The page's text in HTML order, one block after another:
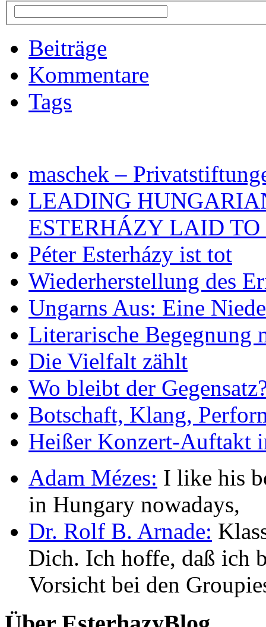
Beiträge
Kommentare
Tags
maschek –
LEADING
ESTERHÁZY LAID
Péter Esterházy ist tot
Wiederherstellung des
Ungarns Aus: Eine
Literarische Begegnung
Die Vielfalt zählt
Wo bleibt der
Botschaft, Klang,
Heißer Konzert-Auftakt
Adam Mézes: I like his
in Hungary nowadays,
Dr. Rolf B. Arnade:
Dich. Ich hoffe, daß ich
Vorsicht bei den